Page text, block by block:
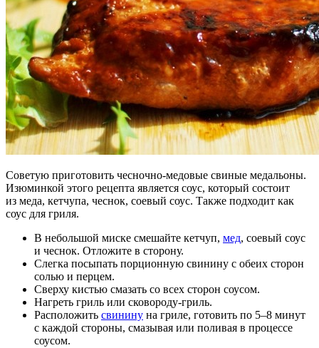
Советую приготовить чесночно-медовые свиные медальоны.
Изюминкой этого рецепта является соус, который состоит
из меда, кетчупа, чеснок, соевый соус. Также подходит как
соус для гриля.
В небольшой миске смешайте кетчуп, мед, соевый соус
и чеснок. Отложите в сторону.
Слегка посыпать порционную свинину с обеих сторон
солью и перцем.
Сверху кистью смазать со всех сторон соусом.
Нагреть гриль или сковороду-гриль.
Расположить свинину на гриле, готовить по 5–8 минут
с каждой стороны, смазывая или поливая в процессе
соусом.